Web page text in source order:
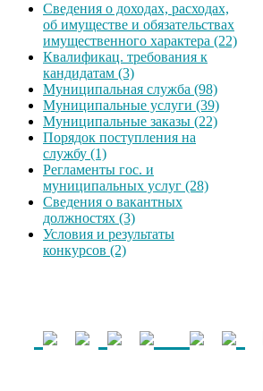
Сведения о доходах, расходах,
об имуществе и обязательствах
имущественного характера (22)
Квалификац. требования к
кандидатам (3)
Муниципальная служба (98)
Муниципальные услуги (39)
Муниципальные заказы (22)
Порядок поступления на
службу (1)
Регламенты гос. и
муниципальных услуг (28)
Сведения о вакантных
должностях (3)
Условия и результаты
конкурсов (2)